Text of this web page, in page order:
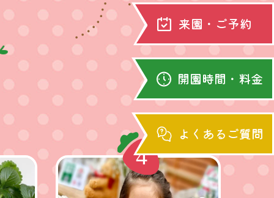
来園・ご予約
開園時間・料金
よくあるご質問